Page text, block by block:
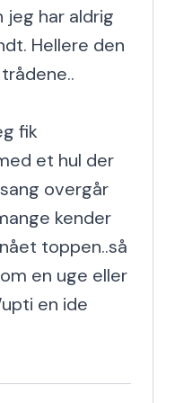
jeg har aldrig
Hellere den
fik
et hul der
overgår
kender
toppen..så
en uge eller
en ide